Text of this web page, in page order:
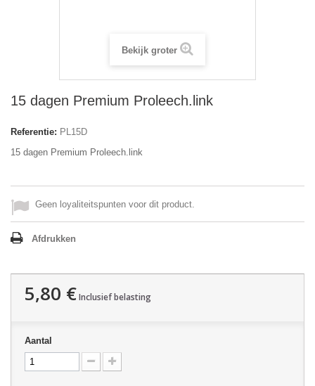
Bekijk groter
15 dagen Premium Proleech.link
Referentie: PL15D
15 dagen Premium Proleech.link
Geen loyaliteitspunten voor dit product.
Afdrukken
5,80 €Inclusief belasting
Aantal